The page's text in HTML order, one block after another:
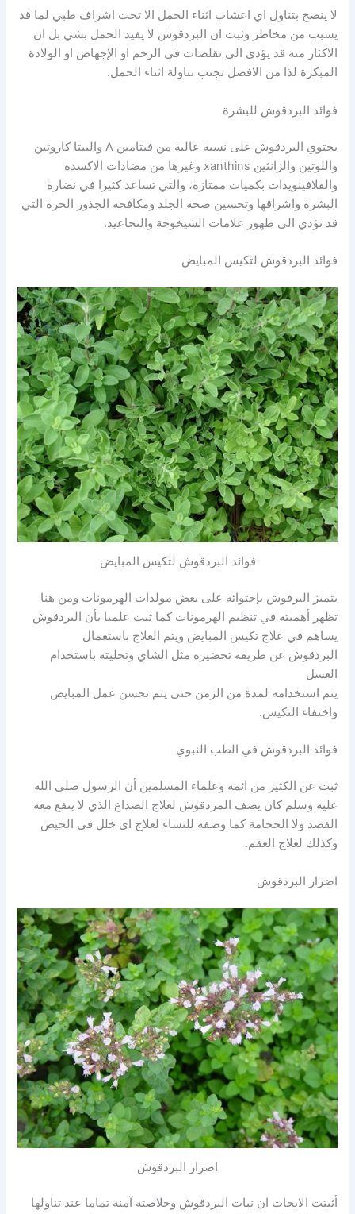
لا ينصح بتناول اي اعشاب اثناء الحمل الا تحت اشراف طبي لما قد
يسبب من مخاطر وثبت ان البردقوش لا يفيد الحمل بشي بل ان
الاكثار منه قد يؤدى الي تقلصات في الرحم او الإجهاض او الولادة
المبكرة لذا من الافضل تجنب تناولة اثناء الحمل.
فوائد البردقوش للبشرة
يحتوي البردقوش على نسبة عالية من فيتامين A والبيتا كاروتين
واللوتين والزانثين xanthins وغيرها من مضادات الاكسدة
والفلافينويدات بكميات ممتازة، والتي تساعد كثيرا في نضارة
البشرة واشراقها وتحسين صحة الجلد ومكافحة الجذور الحرة التي
قد تؤدي الى ظهور علامات الشيخوخة والتجاعيد.
فوائد البردقوش لتكيس المبايض
فوائد البردقوش لتكيس المبايض
يتميز البرقوش بإحتوائه على بعض مولدات الهرمونات ومن هنا
تظهر أهميته في تنظيم الهرمونات كما ثبت علميا بأن البردقوش
يساهم في علاج تكيس المبايض ويتم العلاج باستعمال
البردقوش عن طريقة تحضيره مثل الشاي وتحليته باستخدام
العسل
يتم استخدامه لمدة من الزمن حتى يتم تحسن عمل المبايض
واختفاء التكيس.
فوائد البردقوش في الطب النبوي
ثبت عن الكثير من ائمة وعلماء المسلمين أن الرسول صلى الله
عليه وسلم كان يصف المردقوش لعلاج الصداع الذي لا ينفع معه
الفصد ولا الحجامة كما وصفه للنساء لعلاج اى خلل في الحيض
وكذلك لعلاج العقم.
اضرار البردقوش
اضرار البردقوش
أثبتت الابحاث ان نبات البردقوش وخلاصته آمنة تماما عند تناولها